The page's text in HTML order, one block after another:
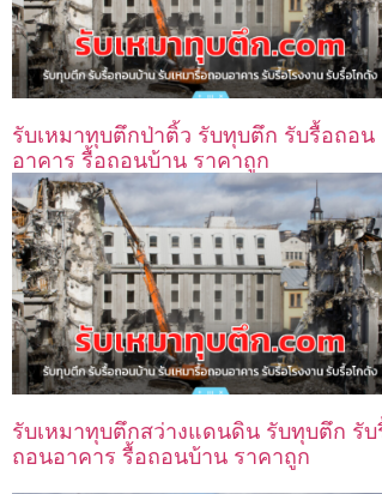
รับเหมาทุบตึกป่าติ้ว รับทุบตึก รับรื้อถอน
อาคาร รื้อถอนบ้าน ราคาถูก
รับเหมาทุบตึกสว่างแดนดิน รับทุบตึก รับ
ถอนอาคาร รื้อถอนบ้าน ราคาถูก